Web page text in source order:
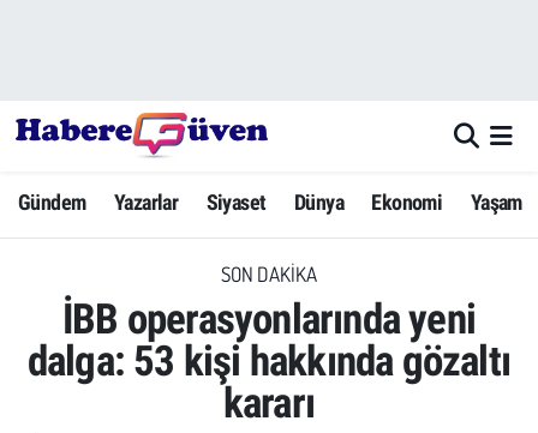
Gündem Yazarlar Siyaset Dünya Ekonomi Yaşam
SON DAKIKA
İBB operasyonlarında yeni
dalga: 53 kişi hakkında gözaltı
kararı
Yazarlar
Dünya
Ekonomi
Hava Durumu
Trafik Durumu
Süper Lig Puan Durumu ve Fikstür
Tüm Manşetler
Son Dakika Haberleri